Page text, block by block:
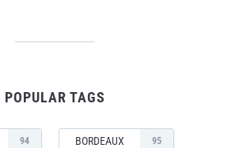
POPULAR TAGS
94 BORDEAUX 95